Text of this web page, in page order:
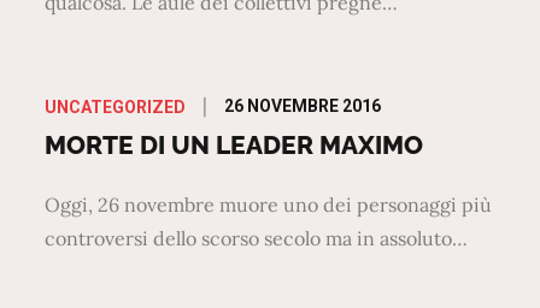
UNCATEGORIZED
Posted
on
26 NOVEMBRE 2016
MORTE DI UN LEADER MAXIMO
Oggi, 26 novembre muore uno dei personaggi più
controversi dello scorso secolo ma in assoluto…